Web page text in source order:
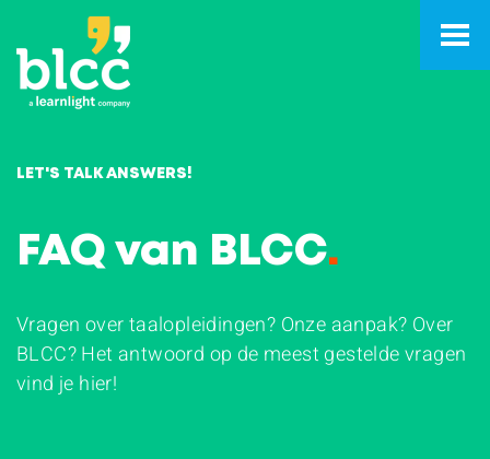
LET'S TALK ANSWERS!
FAQ van BLCC.
Vragen over taalopleidingen? Onze aanpak? Over
BLCC? Het antwoord op de meest gestelde vragen
vind je hier!